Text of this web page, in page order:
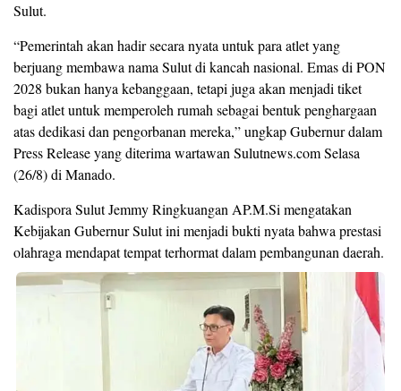
Sulut.
“Pemerintah akan hadir secara nyata untuk para atlet yang
berjuang membawa nama Sulut di kancah nasional. Emas di PON
2028 bukan hanya kebanggaan, tetapi juga akan menjadi tiket
bagi atlet untuk memperoleh rumah sebagai bentuk penghargaan
atas dedikasi dan pengorbanan mereka,” ungkap Gubernur dalam
Press Release yang diterima wartawan Sulutnews.com Selasa
(26/8) di Manado.
Kadispora Sulut Jemmy Ringkuangan AP.M.Si mengatakan
Kebijakan Gubernur Sulut ini menjadi bukti nyata bahwa prestasi
olahraga mendapat tempat terhormat dalam pembangunan daerah.